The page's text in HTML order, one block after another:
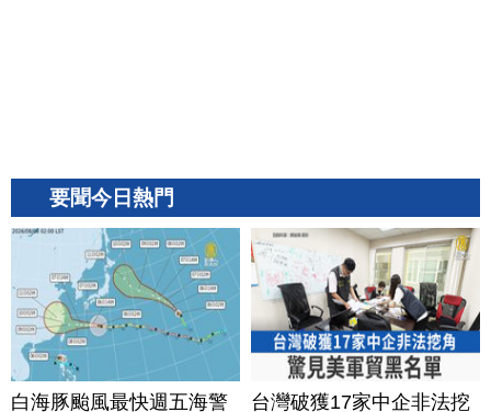
要聞今日熱門
白海豚颱風最快週五海警
台灣破獲17家中企非法挖